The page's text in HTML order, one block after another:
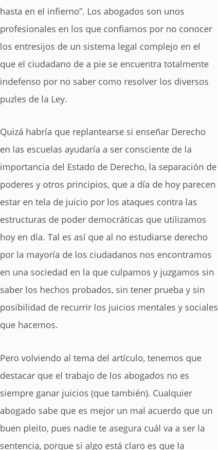
hasta en el infierno”. Los abogados son unos
profesionales en los que confiamos por no conocer
los entresijos de un sistema legal complejo en el
que el ciudadano de a pie se encuentra totalmente
indefenso por no saber como resolver los diversos
puzles de la Ley.
Quizá habría que replantearse si enseñar Derecho
en las escuelas ayudaría a ser consciente de la
importancia del Estado de Derecho, la separación de
poderes y otros principios, que a día de hoy parecen
estar en tela de juicio por los ataques contra las
estructuras de poder democráticas que utilizamos
hoy en día. Tal es así que al no estudiarse derecho
por la mayoría de los ciudadanos nos encontramos
en una sociedad en la que culpamos y juzgamos sin
saber los hechos probados, sin tener prueba y sin
posibilidad de recurrir los juicios mentales y sociales
que hacemos.
Pero volviendo al tema del artículo, tenemos que
destacar que el trabajo de los abogados no es
siempre ganar juicios (que también). Cualquier
abogado sabe que es mejor un mal acuerdo que un
buen pleito, pues nadie te asegura cuál va a ser la
sentencia, porque si algo está claro es que la